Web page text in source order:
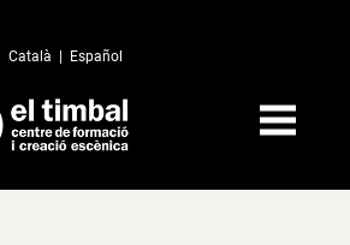
Català Español